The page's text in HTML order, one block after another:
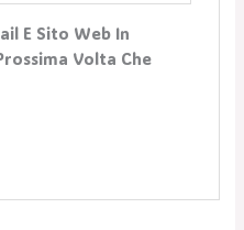
E Sito Web In
Volta Che